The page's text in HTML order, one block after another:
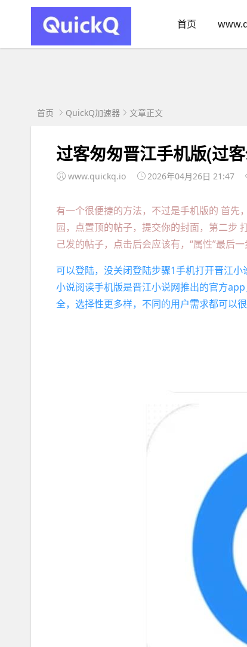
首页
首页 QuickQ加速器 文章正文
过客匆匆晋江手机版(过
www.quickq.io 2026年04月26日 21:47
有一个很便捷的方法，不过是手机版的 首
园，点置顶的帖子，提交你的封面，第二步
己发的帖子，点击后会应该有，“属性”最后
可以登陆，没关闭登陆步骤1手机打开晋江
小说阅读手机版是晋江小说网推出的官方
全，选择性更多样，不同的用户需求都可以很